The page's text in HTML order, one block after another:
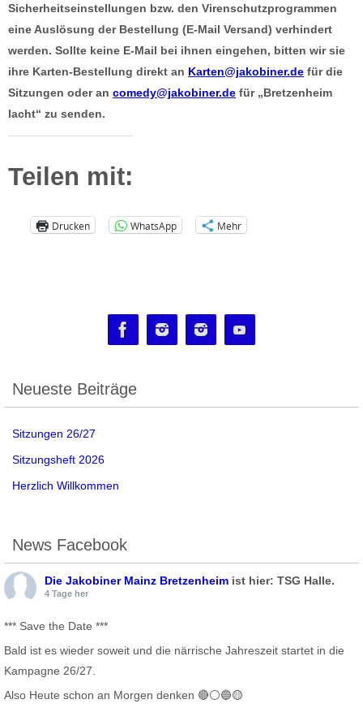
Sicherheitseinstellungen bzw. den Virenschutzprogrammen
eine Auslösung der Bestellung (E-Mail Versand) verhindert
werden. Sollte keine E-Mail bei ihnen eingehen, bitten wir sie
ihre Karten-Bestellung direkt an Karten@jakobiner.de für die
Sitzungen oder an comedy@jakobiner.de für „Bretzenheim
lacht“ zu senden.
Teilen mit:
Drucken WhatsApp Mehr
Neueste Beiträge
Sitzungen 26/27
Sitzungsheft 2026
Herzlich Willkommen
News Facebook
Die Jakobiner Mainz Bretzenheim ist hier: TSG Halle.
4 Tage her
*** Save the Date ***
Bald ist es wieder soweit und die närrische Jahreszeit startet in die
Kampagne 26/27.
Also Heute schon an Morgen denken 🔴⚪️🔵🟡